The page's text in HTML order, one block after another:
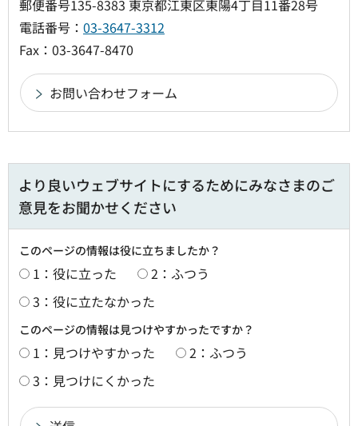
郵便番号135-8383 東京都江東区東陽4丁目11番28号
電話番号： 03-3647-3312
Fax：03-3647-8470
より良いウェブサイトにするためにみなさまのご
意見をお聞かせください
このページの情報は役に立ちましたか？
1：役に立った
2：ふつう
3：役に立たなかった
このページの情報は見つけやすかったですか？
1：見つけやすかった
2：ふつう
3：見つけにくかった